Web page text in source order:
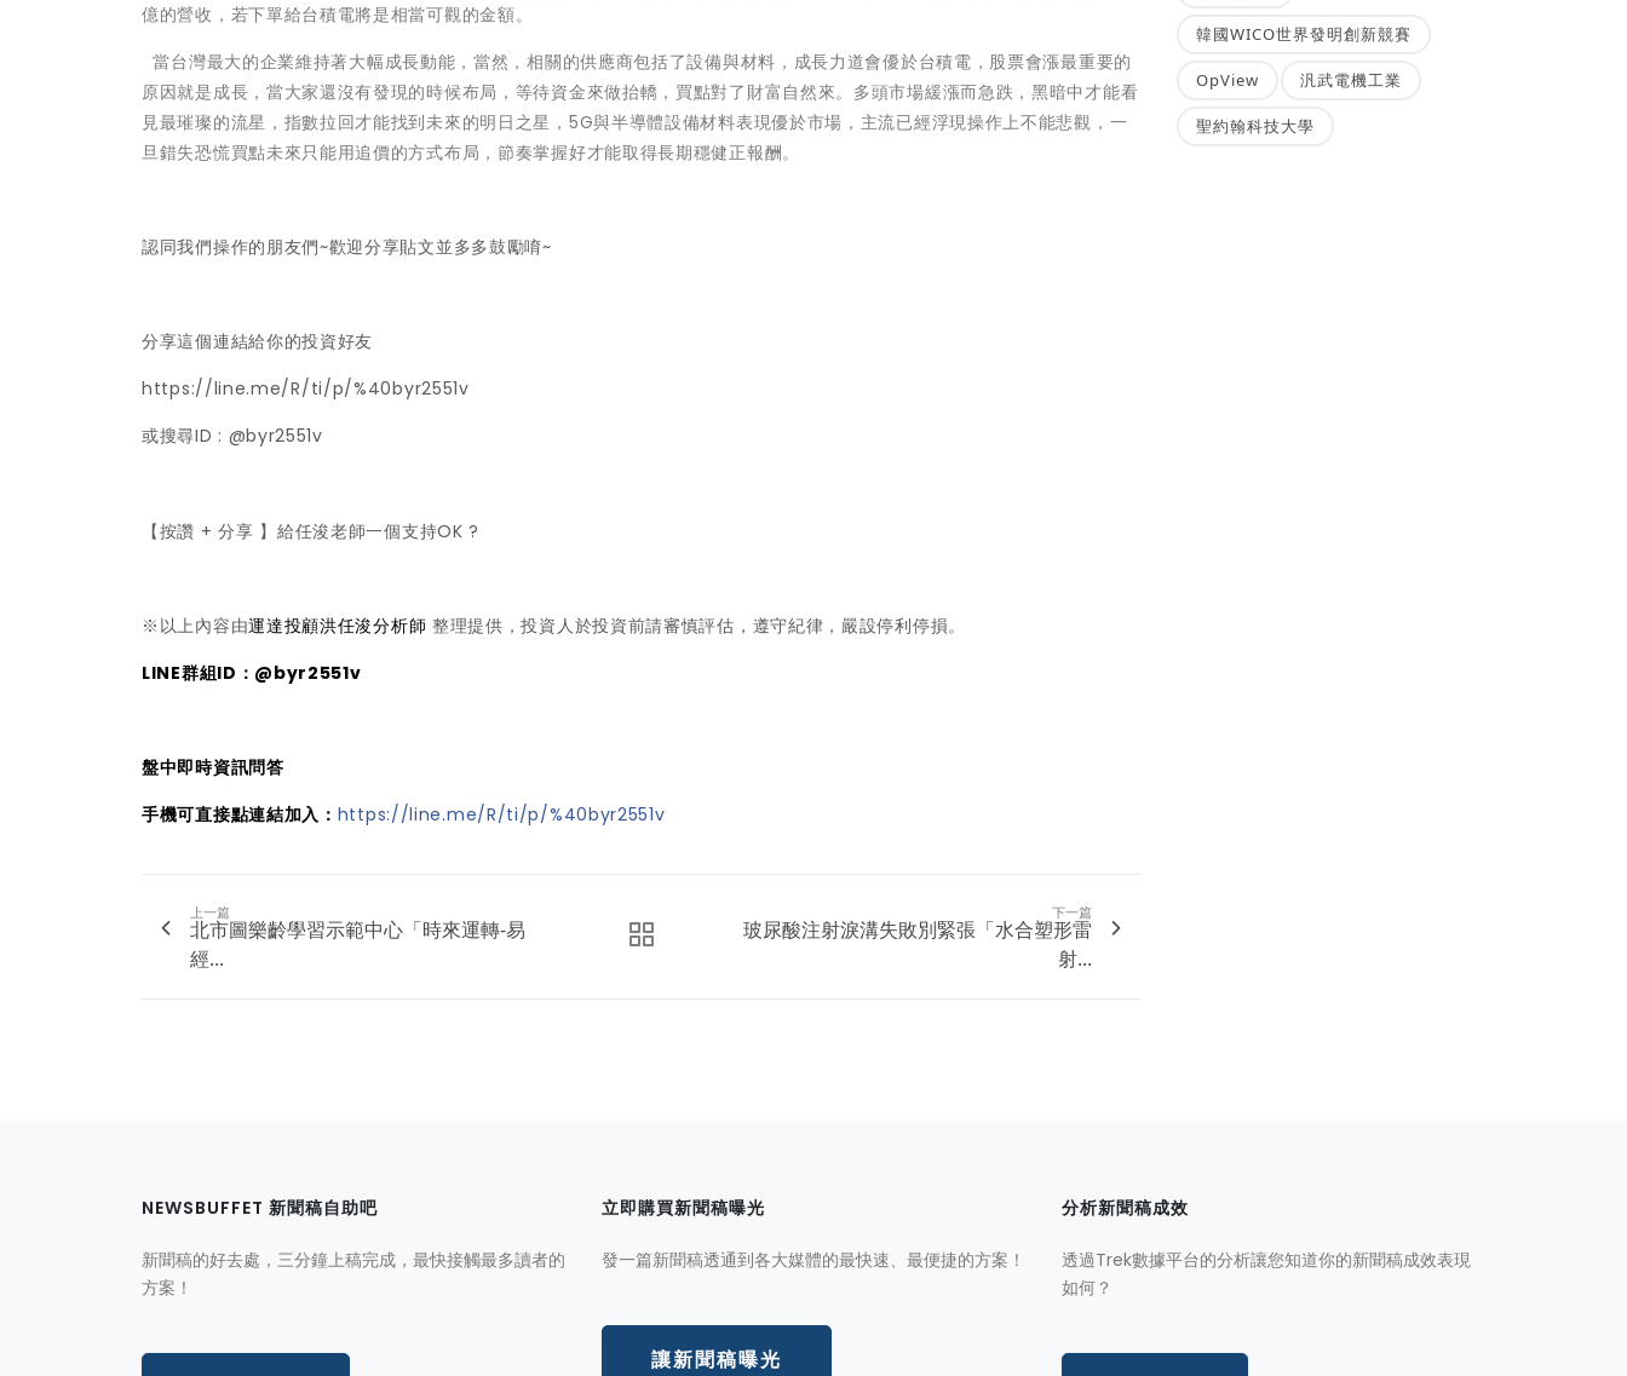
億的營收，若下單給台積電將是相當可觀的金額。
當台灣最大的企業維持著大幅成長動能，當然，相關的供應商包括了設備與材料，成長力道會優於台積電，股票會漲最重要的
原因就是成長，當大家還沒有發現的時候布局，等待資金來做抬轎，買點對了財富自然來。多頭市場緩漲而急跌，黑暗中才能看
見最璀璨的流星，指數拉回才能找到未來的明日之星，5G與半導體設備材料表現優於市場，主流已經浮現操作上不能悲觀，一
旦錯失恐慌買點未來只能用追價的方式布局，節奏掌握好才能取得長期穩健正報酬。
認同我們操作的朋友們~歡迎分享貼文並多多鼓勵唷~
分享這個連結給你的投資好友
https://line.me/R/ti/p/%40byr2551v
或搜尋ID : @byr2551v
【按讚 + 分享 】給任浚老師一個支持OK ?
※以上內容由運達投顧洪任浚分析師 整理提供，投資人於投資前請審慎評估，遵守紀律，嚴設停利停損。
LINE群組ID：@byr2551v
盤中即時資訊問答
手機可直接點連結加入： https://line.me/R/ti/p/%40byr2551v
上一篇
北市圖樂齡學習示範中心「時來運轉-易
經...
下一篇
玻尿酸注射淚溝失敗別緊張「水合塑形雷
射...
韓國WICO世界發明創新競賽
OpView 汎武電機工業
聖約翰科技大學
NEWSBUFFET 新聞稿自助吧
新聞稿的好去處，三分鐘上稿完成，最快接觸最多讀者的
方案！
立即購買新聞稿曝光
發一篇新聞稿透通到各大媒體的最快速、最便捷的方案！
讓新聞稿曝光
分析新聞稿成效
透過Trek數據平台的分析讓您知道你的新聞稿成效表現
如何？